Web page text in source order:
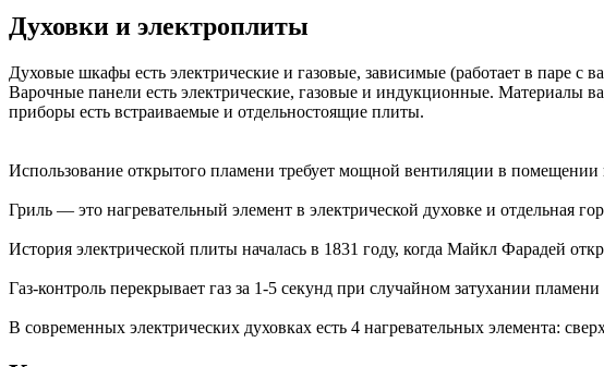
Духовки и электроплиты
Духовые шкафы есть электрические и газовые, зависимые (работает в паре с
Варочные панели есть электрические, газовые и индукционные. Материалы
приборы есть встраиваемые и отдельностоящие плиты.
Использование открытого пламени требует мощной вентиляции в помещении
Гриль — это нагревательный элемент в электрической духовке и отдельная
История электрической плиты началась в 1831 году, когда Майкл Фарадей
Газ-контроль перекрывает газ за 1-5 секунд при случайном затухании пламени
В современных электрических духовках есть 4 нагревательных элемента: